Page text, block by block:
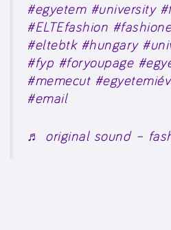
#egyetem #university
#ELTEfashion
#eltebtk #hungary
#fyp #foryoupage
#memecut
#email
♬ original sound –